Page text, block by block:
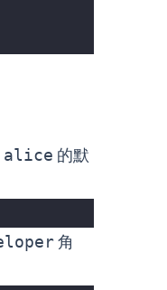
alice 的默
角